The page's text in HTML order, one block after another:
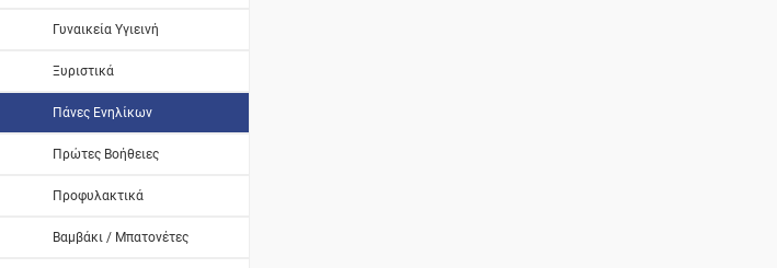
Γυναικεία Υγιεινή
Ξυριστικά
Πάνες Ενηλίκων
Πρώτες Βοήθειες
Προφυλακτικά
Βαμβάκι / Μπατονέτες